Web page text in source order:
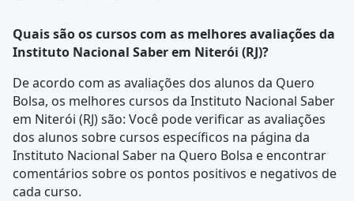
Quais são os cursos com as melhores avaliações da
Instituto Nacional Saber em Niterói (RJ)?
De acordo com as avaliações dos alunos da Quero
Bolsa, os melhores cursos da Instituto Nacional Saber
em Niterói (RJ) são: Você pode verificar as avaliações
dos alunos sobre cursos específicos na página da
Instituto Nacional Saber na Quero Bolsa e encontrar
comentários sobre os pontos positivos e negativos de
cada curso.